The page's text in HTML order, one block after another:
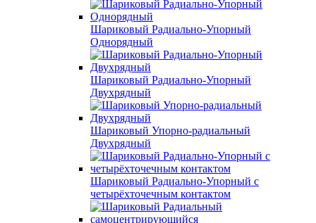
Шариковый Радиально-Упорный
Однорядный
Шариковый Радиально-Упорный
Двухрядный
Шариковый Упорно-радиальный
Двухрядный
Шариковый Радиально-Упорный с
четырёхточечным контактом